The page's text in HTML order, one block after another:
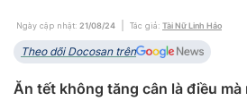
Ngày cập nhật: 21/08/24 Tác giả: Tài Nữ Linh Hảo
Theo dõi Docosan trên
Ăn tết không tăng cân là điều